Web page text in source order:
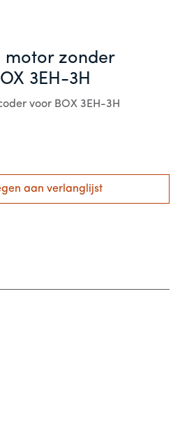
motor zonder
3EH-3H
voor BOX 3EH-3H
aan verlanglijst